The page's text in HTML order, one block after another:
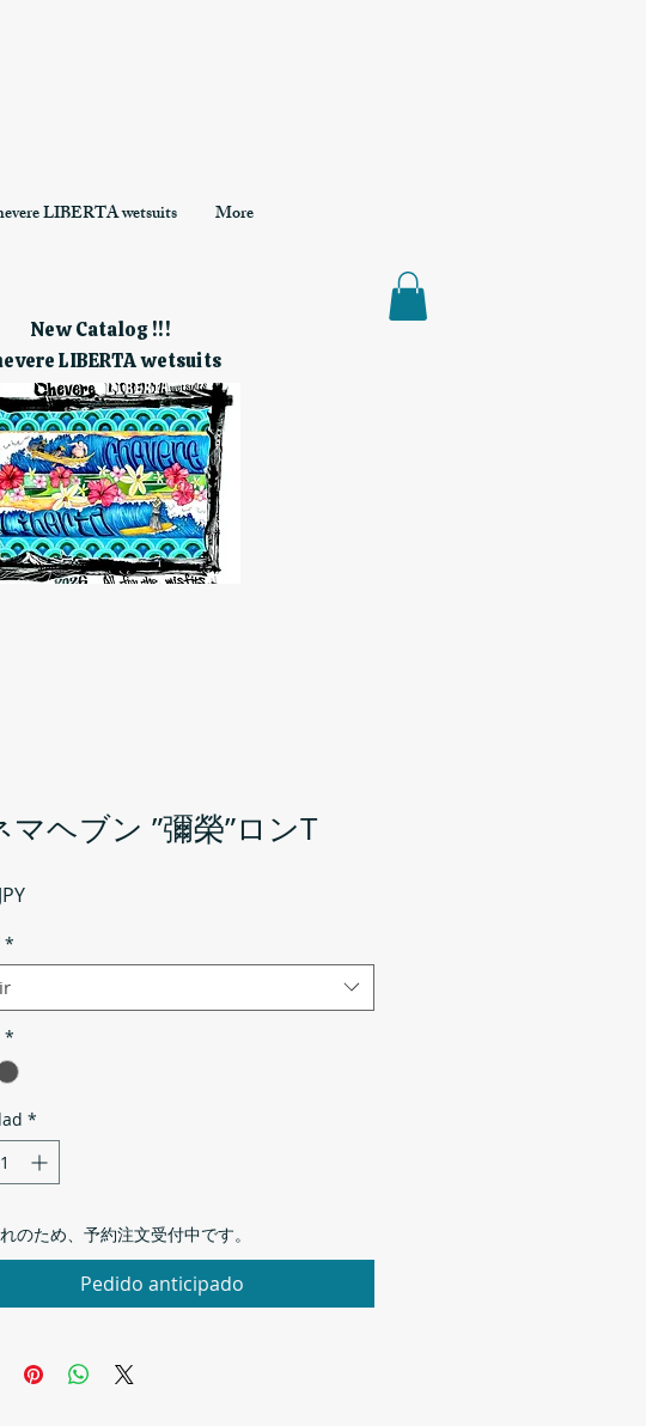
LIBERTA wetsuits More
New Catalog !!!
LIBERTA wetsuits
マヘブン ”彌榮”ロンT
Precio
*
*
*
のため、予約注文受付中です。
Pedido anticipado